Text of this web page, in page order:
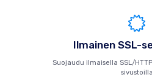
Ilmainen SSL-
Suojaudu ilmaisella SSL/
sivustoilla